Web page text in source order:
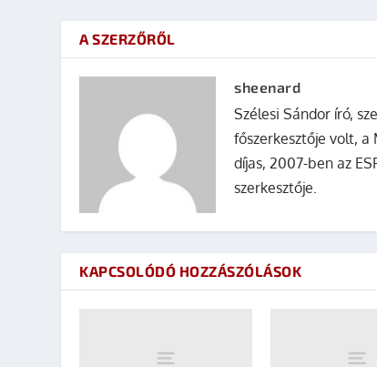
A SZERZŐRŐL
sheenard
Szélesi Sándor író,
főszerkesztője volt, a
díjas, 2007-ben az
szerkesztője.
KAPCSOLÓDÓ HOZZÁSZÓLÁSOK